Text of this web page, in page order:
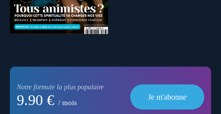
Notre formule la plus populaire
9.90 € / mois
Je m'abonne